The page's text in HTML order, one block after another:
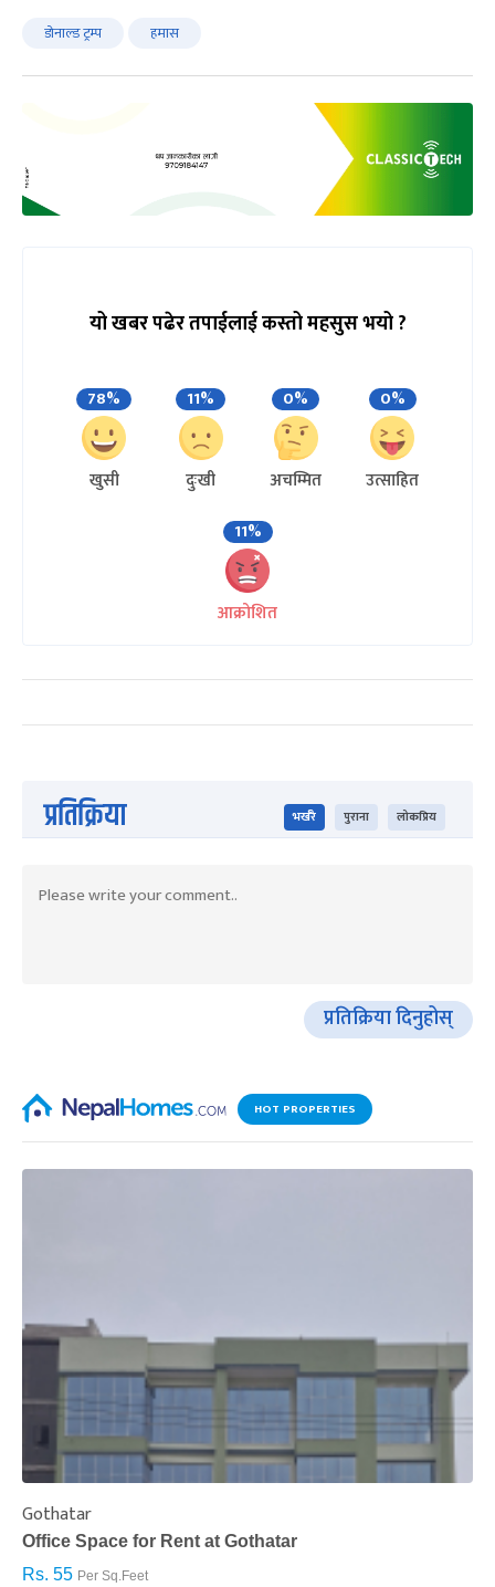
डोनाल्ड ट्रम्प हमास
यो खबर पढेर तपाईलाई कस्तो महसुस भयो ?
78%
खुसी
11%
दुःखी
0%
अचम्मित
0%
उत्साहित
11%
आक्रोशित
प्रतिक्रिया भर्खरै पुराना लोकप्रिय
प्रतिक्रिया दिनुहोस्
HOT PROPERTIES
Gothatar
Office Space for Rent at Gothatar
Rs. 55 Per Sq.Feet